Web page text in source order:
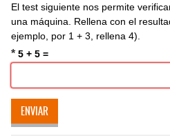
El test siguiente nos permite
una máquina. Rellena con el
ejemplo, por 1 + 3, rellena 4).
* 5 + 5 =